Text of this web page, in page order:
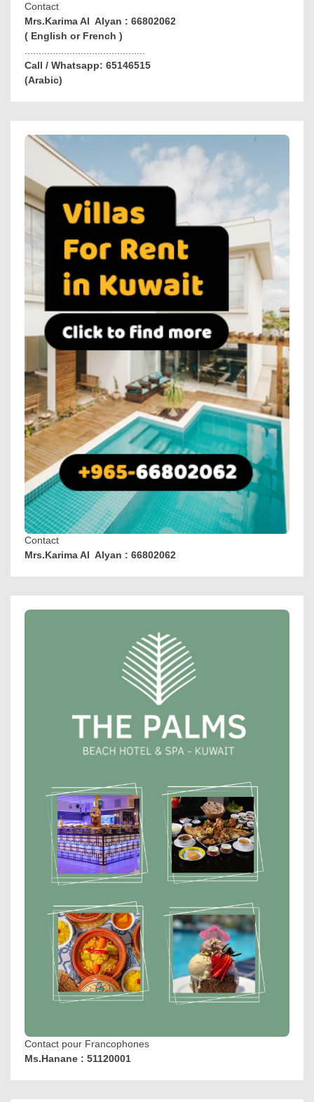
Contact
Mrs.Karima Al Alyan : 66802062
( English or French )
...........................................
Call / Whatsapp: 65146515
(Arabic)
Contact
Mrs.Karima Al Alyan : 66802062
Contact pour Francophones
Ms.Hanane : 51120001